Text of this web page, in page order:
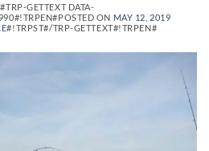
GETTEXT DATA-
POSTED ON MAY 12, 2019
#!TRPST#/TRP-GETTEXT#!TRPEN#